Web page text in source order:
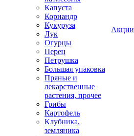
Капуста
Кориандр
Кукуруза
Лук
Огурцы
Перец
Петрушка
Большая упаковка
Пряные и
лекарственные
растения, прочее
Грибы
Картофель
Клубника,
земляника
Акции